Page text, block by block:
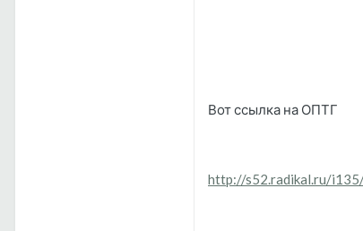
Вот ссылка на ОПТГ
http://s52.radikal.ru/